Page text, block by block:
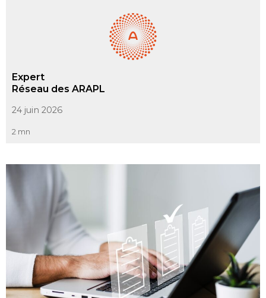
Expert
Réseau des ARAPL
24 juin 2026
2 mn